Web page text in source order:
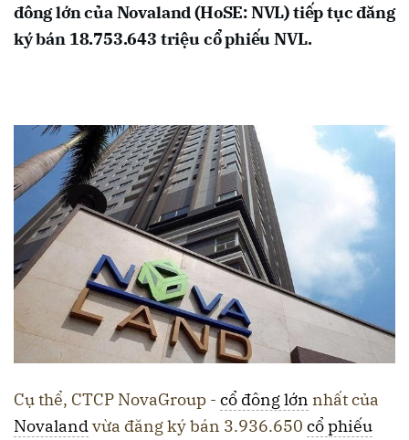
đông lớn của Novaland (HoSE: NVL) tiếp tục đăng
ký bán 18.753.643 triệu cổ phiếu NVL.
Cụ thể, CTCP NovaGroup - cổ đông lớn nhất của
Novalandvừa đăng ký bán 3.936.650 cổ phiếu